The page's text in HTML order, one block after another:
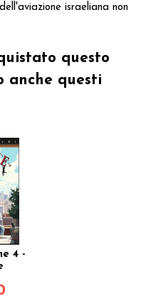
israeliana non
questo
anche questi
4 -